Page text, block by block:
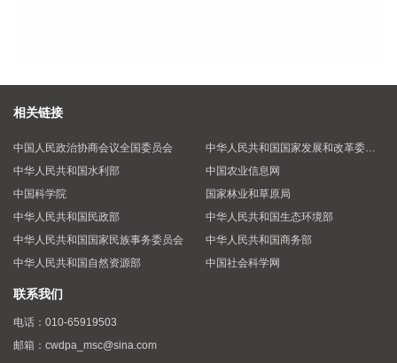
相关链接
中国人民政治协商会议全国委员会
中华人民共和国国家发展和改革委员会
中华人民共和国水利部
中国农业信息网
中国科学院
国家林业和草原局
中华人民共和国民政部
中华人民共和国生态环境部
中华人民共和国国家民族事务委员会
中华人民共和国商务部
中华人民共和国自然资源部
中国社会科学网
联系我们
电话： 010-65919503
邮箱： cwdpa_msc@sina.com